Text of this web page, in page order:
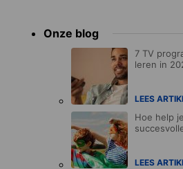
Onze blog
7 TV
leren in
LEES
Hoe help
LEES